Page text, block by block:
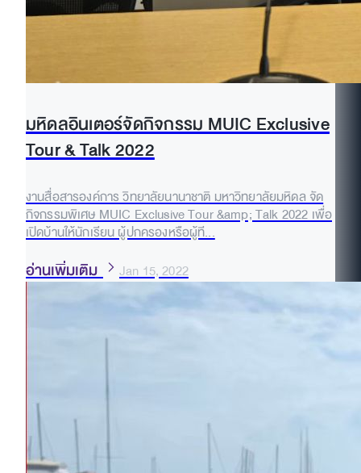
มหิดลอินเตอร์จัดกิจกรรม MUIC Exclusive
Tour & Talk 2022
งานสื่อสารองค์การ วิทยาลัยนานาชาติ มหาวิทยาลัยมหิดล จัด
กิจกรรมพิเศษ MUIC Exclusive Tour &amp; Talk 2022 เพื่อ
เปิดบ้านให้นักเรียน ผู้ปกครองหรือผู้ที...
อ่านเพิ่มเติม Jan 15, 2022